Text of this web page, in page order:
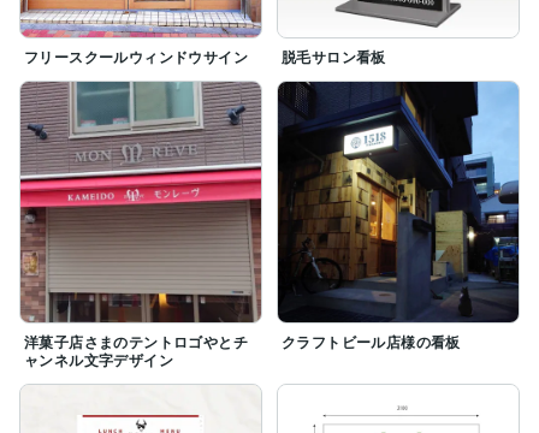
フリースクールウィンドウサイン 脱毛サロン看板
洋菓子店さまのテントロゴやとチ
ャンネル文字デザイン
クラフトビール店様の看板